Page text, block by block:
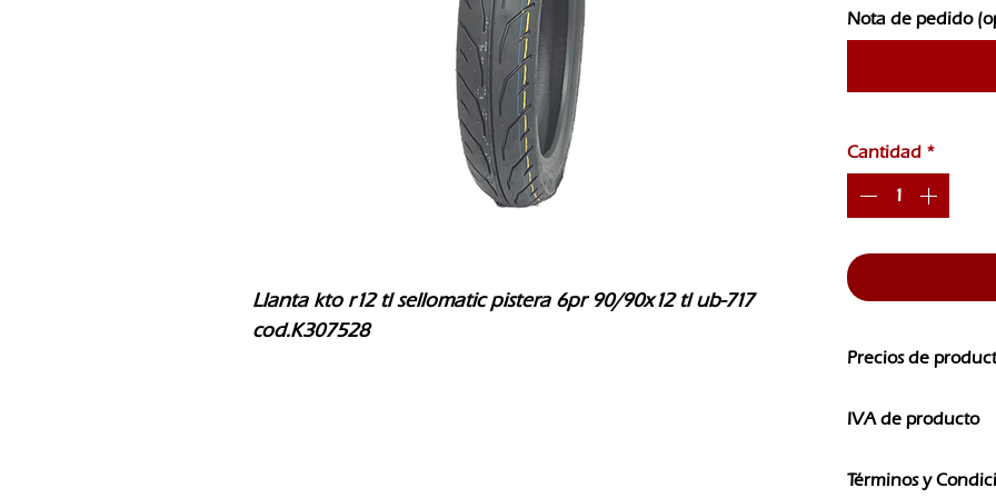
Llanta kto r12 tl sellomatic pistera 6pr 90/90x12 tl ub-717
cod.K307528
Nota de pedido
Cantidad *
Precios de
CAMBIOS SIN
IVA de producto
IVA
Términos y